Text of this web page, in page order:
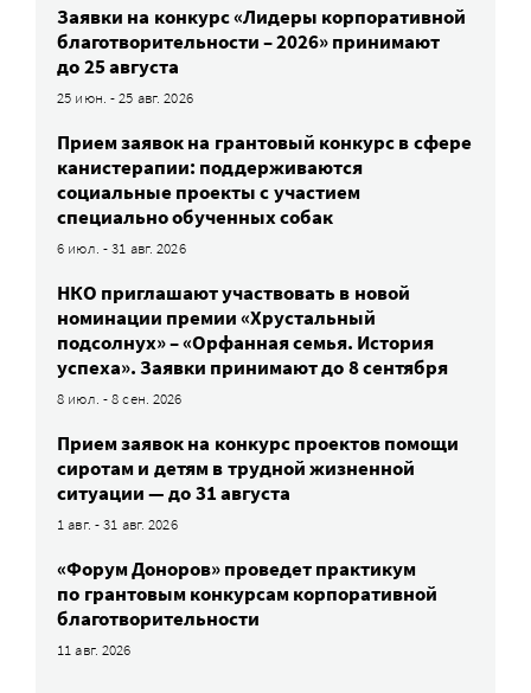
Заявки на конкурс «Лидеры корпоративной
благотворительности – 2026» принимают
до 25 августа
25 июн. - 25 авг. 2026
Прием заявок на грантовый конкурс в сфере
канистерапии: поддерживаются
социальные проекты с участием
специально обученных собак
6 июл. - 31 авг. 2026
НКО приглашают участвовать в новой
номинации премии «Хрустальный
подсолнух» – «Орфанная семья. История
успеха». Заявки принимают до 8 сентября
8 июл. - 8 сен. 2026
Прием заявок на конкурс проектов помощи
сиротам и детям в трудной жизненной
ситуации — до 31 августа
1 авг. - 31 авг. 2026
«Форум Доноров» проведет практикум
по грантовым конкурсам корпоративной
благотворительности
11 авг. 2026